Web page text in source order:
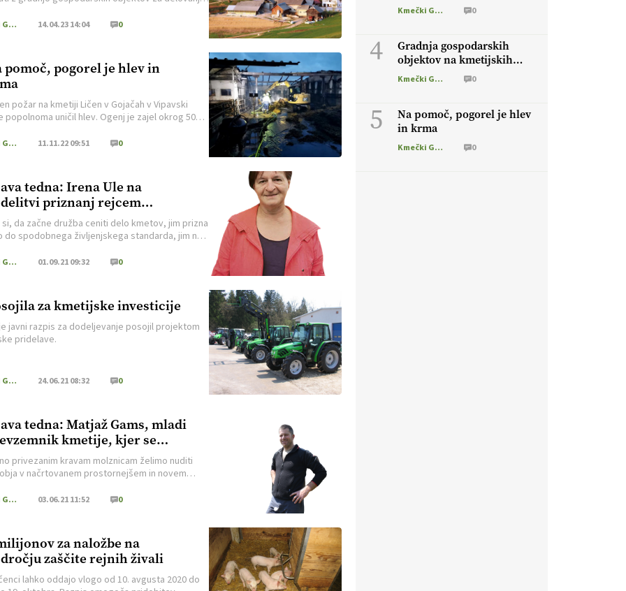
Kmečki Glas 14.04.23 14:04 0
pomoč, pogorel je hlev in
požar na kmetiji Ličen v Gojačah v Vipavski
popolnoma uničil hlev. Ogenj je zajel okrog 500
še 250 bal sena. Prosijo za pomoč.
Kmečki Glas 11.11.22 09:51 0
tedna: Irena Ule na
priznanj rejcem
na sejmu Agra
da začne družba ceniti delo kmetov, jim prizna
do spodobnega življenjskega standarda, jim ne
prašičem lahko nudijo nekoliko večje razkošje.
Kmečki Glas 01.09.21 09:32 0
za kmetijske investicije
javni razpis za dodeljevanje posojil projektom
pridelave.
Kmečki Glas 24.06.21 08:32 0
tedna: Matjaž Gams, mladi
kmetije, kjer se
s prirejo mleka, o
glede gradnje novega
privezanim kravam molznicam želimo nuditi
v načrtovanem prostornejšem in novem
nima posluha, župani se menjajo, obljube in
Kmečki Glas 03.06.21 11:52 0
za naložbe na
zaščite rejnih živali
lahko oddajo vlogo od 10. avgusta 2020 do
hlevov Kmečki Glas 0
4
Gradnja gospodarskih
objektov na kmetijskih
zemljiščih
Kmečki Glas 0
5
Na pomoč, pogorel je hlev
in krma
Kmečki Glas 0